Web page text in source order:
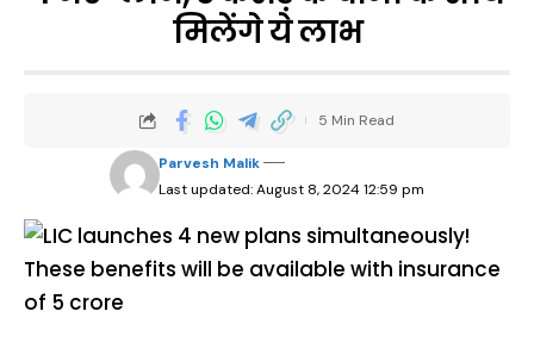
मिलेंगे ये लाभ
Last updated: August 8, 2024 12:59 pm
Parvesh Malik
5 Min Read